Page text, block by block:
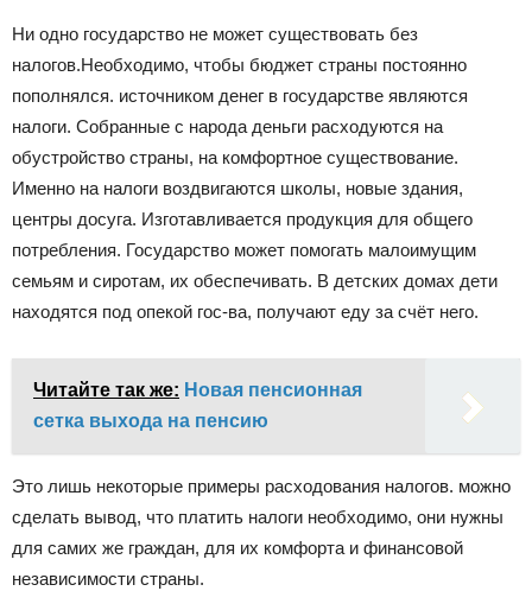
Ни одно государство не может существовать без
налогов.Необходимо, чтобы бюджет страны постоянно
пополнялся. источником денег в государстве являются
налоги. Собранные с народа деньги расходуются на
обустройство страны, на комфортное существование.
Именно на налоги воздвигаются школы, новые здания,
центры досуга. Изготавливается продукция для общего
потребления. Государство может помогать малоимущим
семьям и сиротам, их обеспечивать. В детских домах дети
находятся под опекой гос-ва, получают еду за счёт него.
Читайте так же: Новая пенсионная
сетка выхода на пенсию
Это лишь некоторые примеры расходования налогов. можно
сделать вывод, что платить налоги необходимо, они нужны
для самих же граждан, для их комфорта и финансовой
независимости страны.